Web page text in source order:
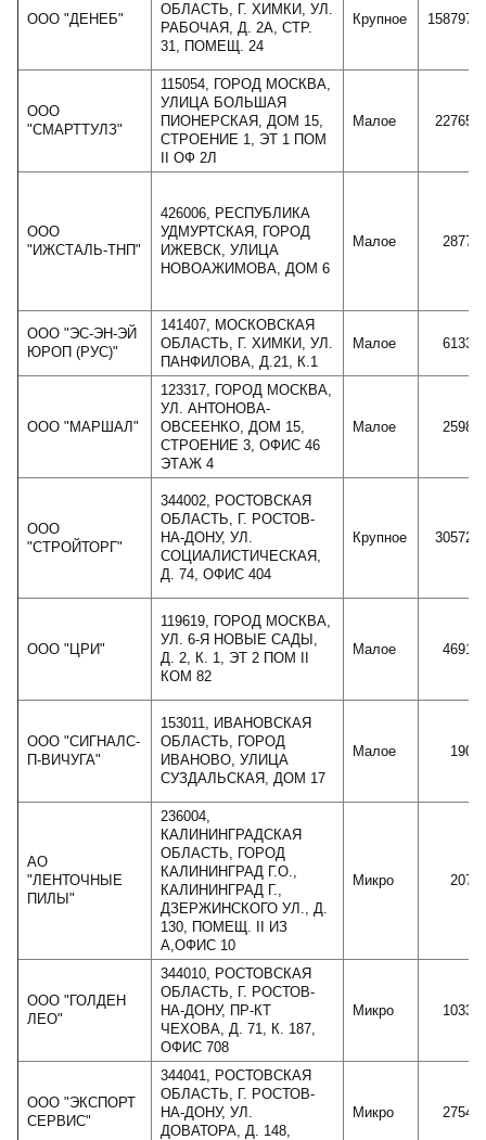
ООО "ДЕНЕБ"
ОБЛАСТЬ, Г. ХИМКИ, УЛ.
РАБОЧАЯ, Д. 2А, СТР.
31, ПОМЕЩ. 24
Крупное
ООО
"СМАРТТУЛЗ"
115054, ГОРОД МОСКВА,
УЛИЦА БОЛЬШАЯ
ПИОНЕРСКАЯ, ДОМ 15,
СТРОЕНИЕ 1, ЭТ 1 ПОМ
II ОФ 2Л
Малое
ООО
"ИЖСТАЛЬ-ТНП"
426006, РЕСПУБЛИКА
УДМУРТСКАЯ, ГОРОД
ИЖЕВСК, УЛИЦА
НОВОАЖИМОВА, ДОМ 6
Малое
ООО "ЭС-ЭН-ЭЙ
ЮРОП (РУС)"
141407, МОСКОВСКАЯ
ОБЛАСТЬ, Г. ХИМКИ, УЛ.
ПАНФИЛОВА, Д.21, К.1
Малое
ООО "МАРШАЛ"
123317, ГОРОД МОСКВА,
УЛ. АНТОНОВА-
ОВСЕЕНКО, ДОМ 15,
СТРОЕНИЕ 3, ОФИС 46
ЭТАЖ 4
Малое
ООО
"СТРОЙТОРГ"
344002, РОСТОВСКАЯ
ОБЛАСТЬ, Г. РОСТОВ-
НА-ДОНУ, УЛ.
СОЦИАЛИСТИЧЕСКАЯ,
Д. 74, ОФИС 404
Крупное
ООО "ЦРИ"
119619, ГОРОД МОСКВА,
УЛ. 6-Я НОВЫЕ САДЫ,
Д. 2, К. 1, ЭТ 2 ПОМ II
КОМ 82
Малое
ООО "СИГНАЛС-
П-ВИЧУГА"
153011, ИВАНОВСКАЯ
ОБЛАСТЬ, ГОРОД
ИВАНОВО, УЛИЦА
СУЗДАЛЬСКАЯ, ДОМ 17
Малое
АО
"ЛЕНТОЧНЫЕ
ПИЛЫ"
236004,
КАЛИНИНГРАДСКАЯ
ОБЛАСТЬ, ГОРОД
КАЛИНИНГРАД Г.О.,
КАЛИНИНГРАД Г.,
ДЗЕРЖИНСКОГО УЛ., Д.
130, ПОМЕЩ. II ИЗ
А,ОФИС 10
Микро
ООО "ГОЛДЕН
ЛЕО"
344010, РОСТОВСКАЯ
ОБЛАСТЬ, Г. РОСТОВ-
НА-ДОНУ, ПР-КТ
ЧЕХОВА, Д. 71, К. 187,
ОФИС 708
Микро
ООО "ЭКСПОРТ
СЕРВИС"
344041, РОСТОВСКАЯ
ОБЛАСТЬ, Г. РОСТОВ-
НА-ДОНУ, УЛ.
ДОВАТОРА, Д. 148,
Микро